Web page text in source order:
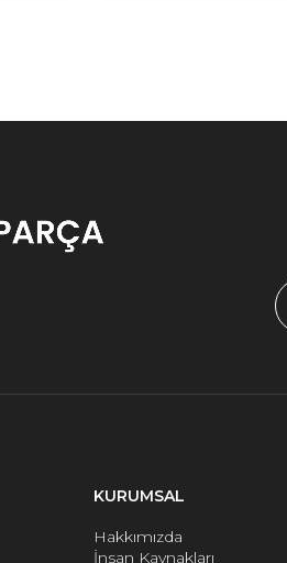
KURUMSAL
Hakkımızda
İnsan Kaynakları